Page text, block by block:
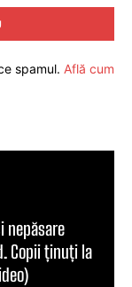
spamul. Află cum
nepăsare
Copii ținuți la